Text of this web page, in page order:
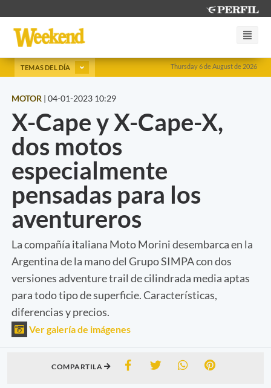
Thursday 6 de August de 2026
TEMAS DEL DÍA
MOTOR | 04-01-2023 10:29
X-Cape y X-Cape-X,
dos motos
especialmente
pensadas para los
aventureros
La compañía italiana Moto Morini desembarca en la
Argentina de la mano del Grupo SIMPA con dos
versiones adventure trail de cilindrada media aptas
para todo tipo de superficie. Características,
diferencias y precios.
Ver galería de imágenes
COMPARTILA